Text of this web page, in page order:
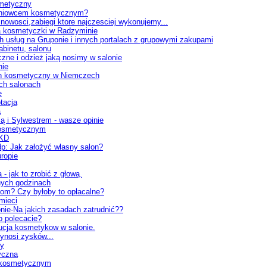
kosmetycznym?
ktore najczesciej wykonujemy...
kosmetyczki w Radzyminie
usług na Gruponie i innych portalach z grupowymi zakupami
salonu
i odzież jaką nosimy w salonie
kosmetyczny w Niemczech
salonach
i Sylwestrem - wasze opinie
Jak założyć własny salon?
jak to zrobić z głową.
godzinach
Czy byłoby to opłacalne?
Na jakich zasadach zatrudnić??
polecacie?
kosmetykow w salonie.
zysków...